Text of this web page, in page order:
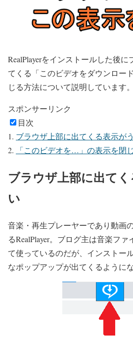
RealPlayerをインストールした後
てくる「このビデオをダウンロー
じる方法について説明しています。
スポンサーリンク
目次
ブラウザ上部に出てくる表示が
「このビデオを…」の表示を閉
ブラウザ上部に出て
い
音楽・再生プレーヤーであり動画
るRealPlayer。ブログ主は音楽フ
て使っているのだが、インストー
なポップアップが出てくるようにな